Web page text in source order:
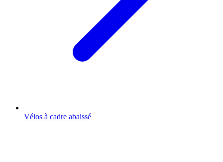
Vélos à cadre abaissé